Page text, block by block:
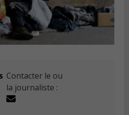
Contacter le ou
la journaliste :